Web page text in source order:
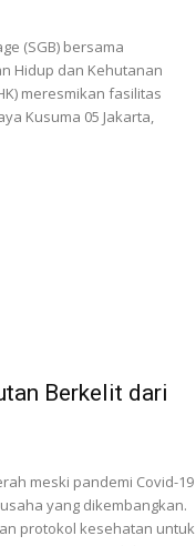
(SGB) bersama
Hidup dan Kehutanan
meresmikan fasilitas
Kusuma 05 Jakarta,
Berkelit dari
meski pandemi Covid-19
yang dikembangkan.
protokol kesehatan untuk